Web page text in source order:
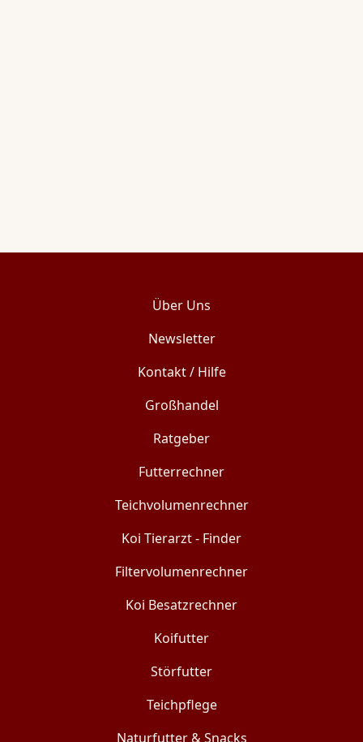
Über Uns
Newsletter
Kontakt / Hilfe
Großhandel
Ratgeber
Futterrechner
Teichvolumenrechner
Koi Tierarzt - Finder
Filtervolumenrechner
Koi Besatzrechner
Koifutter
Störfutter
Teichpflege
Naturfutter & Snacks